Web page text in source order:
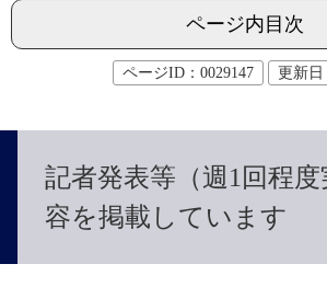
ページ内目次
ページID：0029147 更新日
記者発表等（週1回程
容を掲載しています